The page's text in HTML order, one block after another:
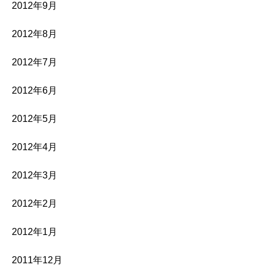
2012年9月
2012年8月
2012年7月
2012年6月
2012年5月
2012年4月
2012年3月
2012年2月
2012年1月
2011年12月